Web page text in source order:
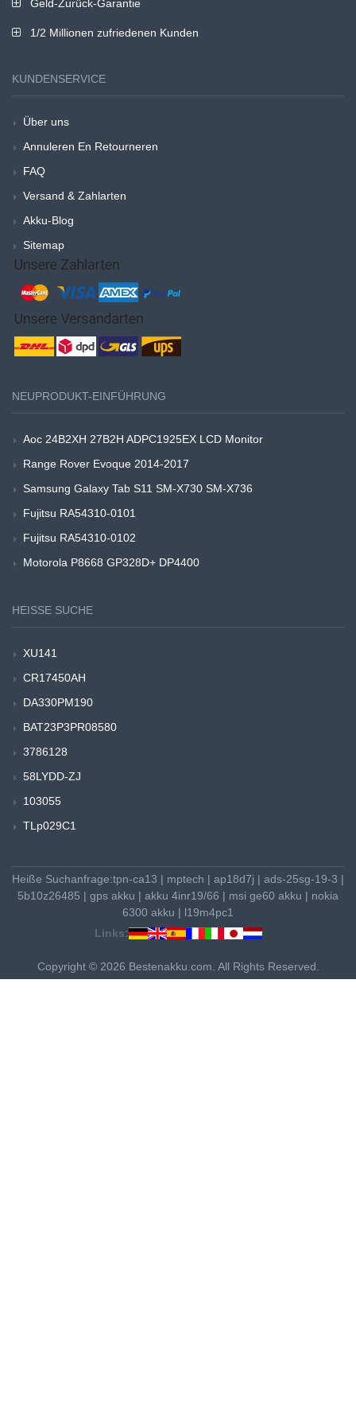
Geld-Zurück-Garantie
1/2 Millionen zufriedenen Kunden
KUNDENSERVICE
Über uns
Annuleren En Retourneren
FAQ
Versand & Zahlarten
Akku-Blog
Sitemap
NEUPRODUKT-EINFÜHRUNG
Aoc 24B2XH 27B2H ADPC1925EX LCD Monitor
Range Rover Evoque 2014-2017
Samsung Galaxy Tab S11 SM-X730 SM-X736
Fujitsu RA54310-0101
Fujitsu RA54310-0102
Motorola P8668 GP328D+ DP4400
HEISSE SUCHE
XU141
CR17450AH
DA330PM190
BAT23P3PR08580
3786128
58LYDD-ZJ
103055
TLp029C1
Heiße Suchanfrage:tpn-ca13 | mptech | ap18d7j | ads-25sg-19-3 |
5b10z26485 | gps akku | akku 4inr19/66 | msi ge60 akku | nokia
6300 akku | l19m4pc1
Links:
Copyright © 2026 Bestenakku.com. All Rights Reserved.